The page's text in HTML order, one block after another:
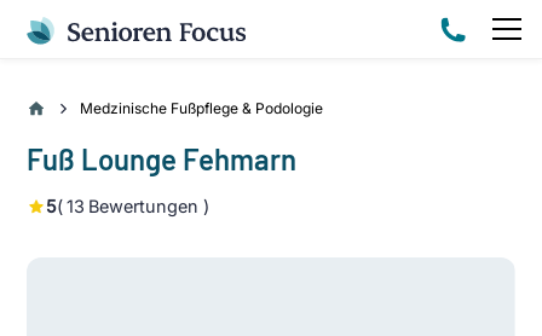
Medzinische Fußpflege & Podologie
Fuß Lounge Fehmarn
5(13 Bewertungen )